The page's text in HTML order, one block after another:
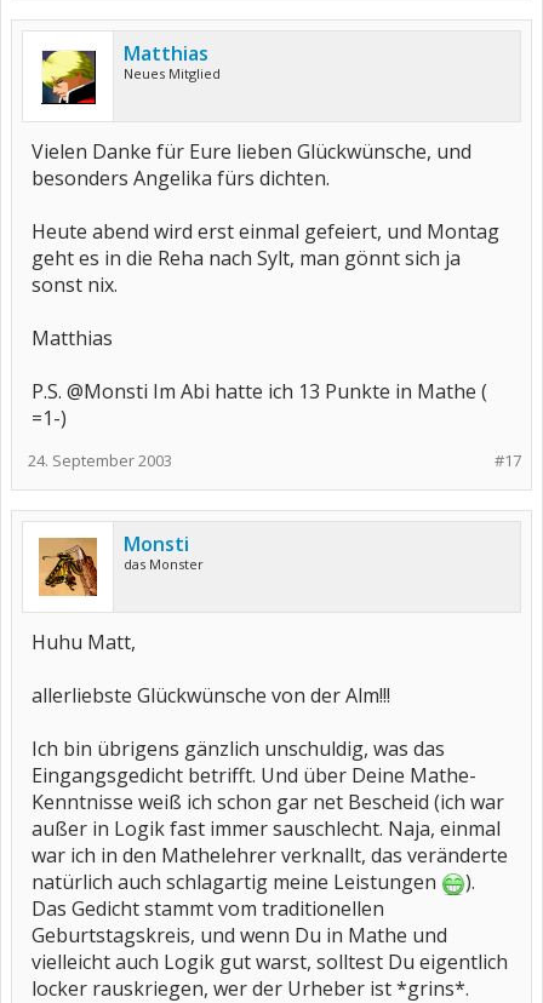
Matthias
Neues Mitglied
Vielen Danke für Eure lieben Glückwünsche, und
besonders Angelika fürs dichten.
Heute abend wird erst einmal gefeiert, und Montag
geht es in die Reha nach Sylt, man gönnt sich ja
sonst nix.
Matthias
P.S. @Monsti Im Abi hatte ich 13 Punkte in Mathe (
=1-)
#17
24. September 2003
Monsti
das Monster
Huhu Matt,
allerliebste Glückwünsche von der Alm!!!
Ich bin übrigens gänzlich unschuldig, was das
Eingangsgedicht betrifft. Und über Deine Mathe-
Kenntnisse weiß ich schon gar net Bescheid (ich war
außer in Logik fast immer sauschlecht. Naja, einmal
war ich in den Mathelehrer verknallt, das veränderte
natürlich auch schlagartig meine Leistungen
).
Das Gedicht stammt vom traditionellen
Geburtstagskreis, und wenn Du in Mathe und
vielleicht auch Logik gut warst, solltest Du eigentlich
locker rauskriegen, wer der Urheber ist *grins*.